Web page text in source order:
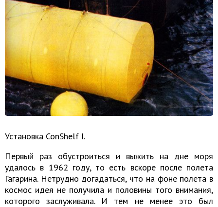
Установка ConShelf I.
Первый раз обустроиться и выжить на дне моря
удалось в 1962 году, то есть вскоре после полета
Гагарина. Нетрудно догадаться, что на фоне полета в
космос идея не получила и половины того внимания,
которого заслуживала. И тем не менее это был